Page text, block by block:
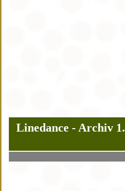
Linedance - Archiv 1.